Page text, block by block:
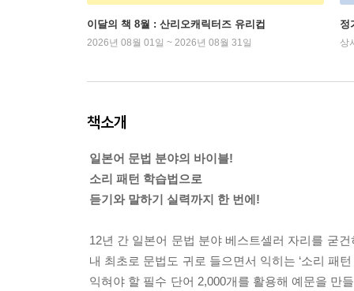
이달의 책 8월 : 산리오캐릭터즈 유리컵
2026년 08월 01일 ~ 2026년 08월 31일
정
상
책소개
일본어 문법 분야의 바이블!
소리 패턴 학습법으로
듣기와 말하기 실력까지 한 번에!
12년 간 일본어 문법 분야 베스트셀러 자리를 굳
내 최초로 문법도 귀로 들으면서 익히는 ‘소리 패
익혀야 할 필수 단어 2,000개를 활용해 예문을 만